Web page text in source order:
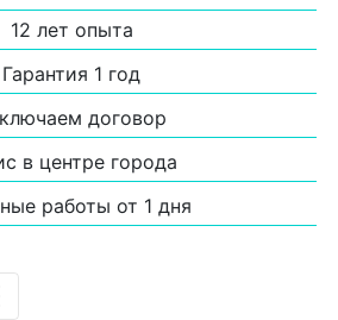
12 лет опыта
Гарантия 1 год
договор
в центре города
работы от 1 дня